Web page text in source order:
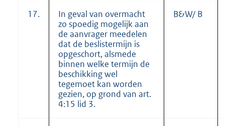
17.
In geval van overmacht
zo spoedig mogelijk aan
de aanvrager meedelen
dat de beslistermijn is
opgeschort, alsmede
binnen welke termijn de
beschikking wel
tegemoet kan worden
gezien, op grond van art.
4:15 lid 3.
B&W/ B